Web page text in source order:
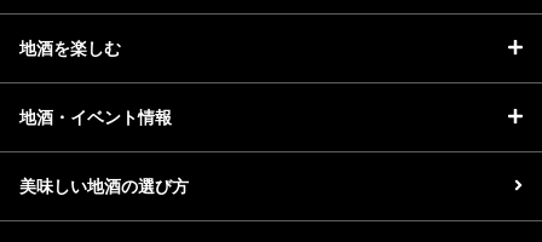
地酒を楽しむ
地酒・イベント情報
美味しい地酒の選び方